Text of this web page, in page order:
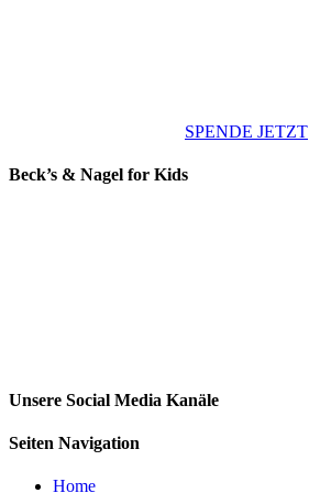
SPENDE JETZT
Beck’s & Nagel for Kids
Unsere Social Media Kanäle
Seiten Navigation
Home